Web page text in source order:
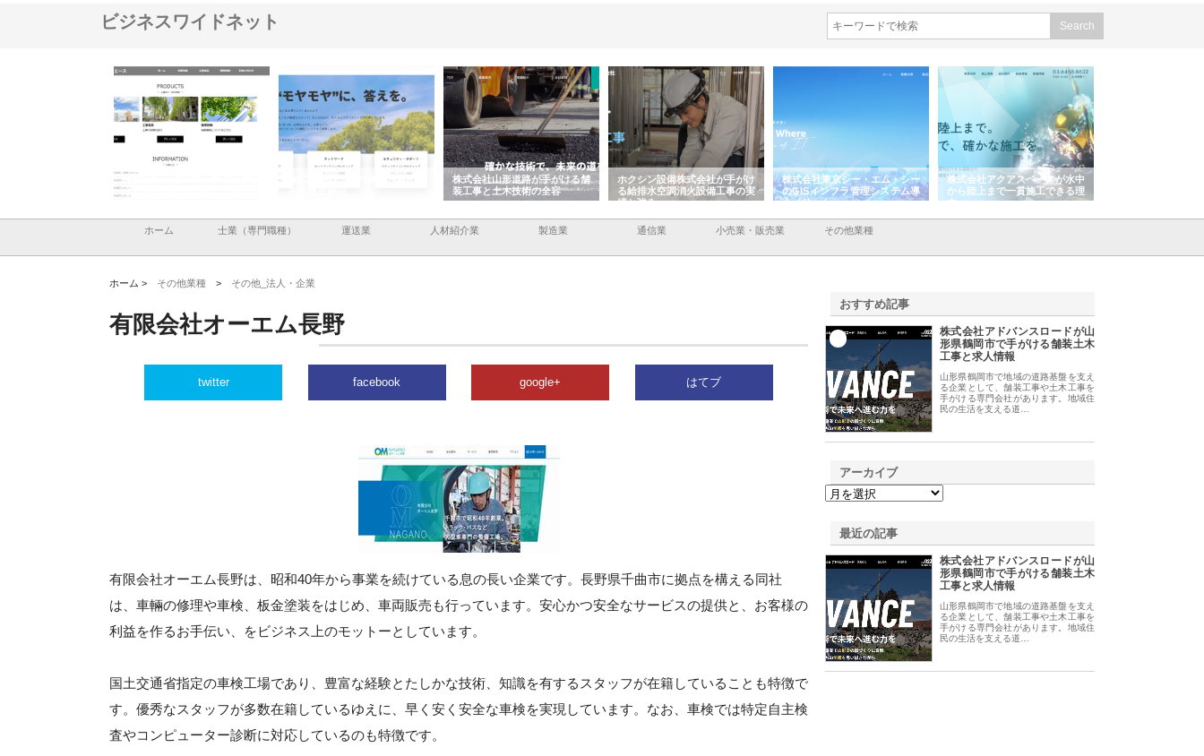
ビジネスワイドネット
イトが提供する充実した情報内
株式会社ＣＳＡの事業内容と強
株式会社山形道路が手がける舗
装工事と土木技術の全容
ホクシン設備株式会社が手がけ
る給排水空調消火設備工事の実
績と強み
株式会社東京シー・エム・シー
のGISインフラ管理システム導
入メリット
株式会社アクアスペースが水中
から陸上まで一貫施工できる理
由
ホーム 士業（専門職種） 運送業 人材紹介業 製造業 通信業 小売業・販売業 その他業種
ホーム > その他業種 > その他_法人・企業
有限会社オーエム長野
twitter facebook google+ はてブ
有限会社オーエム長野は、昭和40年から事業を続けている息の長い企業です。長野県千曲市に拠点を構える同社
は、車輛の修理や車検、板金塗装をはじめ、車両販売も行っています。安心かつ安全なサービスの提供と、お客様の
利益を作るお手伝い、をビジネス上のモットーとしています。
国土交通省指定の車検工場であり、豊富な経験とたしかな技術、知識を有するスタッフが在籍していることも特徴で
す。優秀なスタッフが多数在籍しているゆえに、早く安く安全な車検を実現しています。なお、車検では特定自主検
査やコンピューター診断に対応しているのも特徴です。
おすすめ記事
株式会社アドバンスロードが山
形県鶴岡市で手がける舗装土木
工事と求人情報
山形県鶴岡市で地域の道路基盤を支え
る企業として、舗装工事や土木工事を
手がける専門会社があります。地域住
民の生活を支える道…
アーカイブ
最近の記事
株式会社アドバンスロードが山
形県鶴岡市で手がける舗装土木
工事と求人情報
山形県鶴岡市で地域の道路基盤を支え
る企業として、舗装工事や土木工事を
手がける専門会社があります。地域住
民の生活を支える道…